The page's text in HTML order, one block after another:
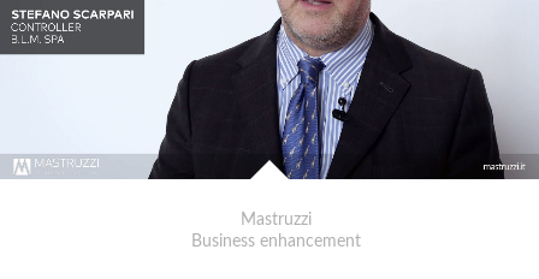
Mastruzzi
Business enhancement